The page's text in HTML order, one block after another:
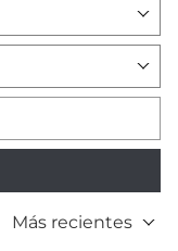
Más recientes